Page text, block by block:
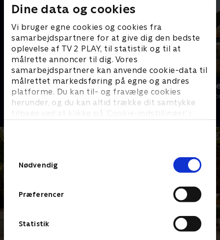
Dine data og cookies
Vi bruger egne cookies og cookies fra
samarbejdspartnere for at give dig den bedste
oplevelse af TV 2 PLAY, til statistik og til at
målrette annoncer til dig. Vores
samarbejdspartnere kan anvende cookie-data til
målrettet markedsføring på egne og andres
platforme. Du kan til- og fravælge cookies
herunder, og du kan altid trække dit samtykke
tilbage ved at klikke på ’Cookie-indstillinger’ i
Nødvendig
Præferencer
Statistik
Landmand søger kærlighed
Reality • 13 sæsoner Reality • 4